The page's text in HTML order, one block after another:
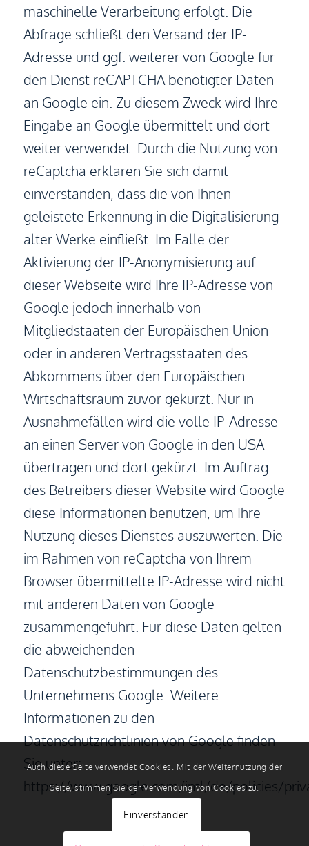
maschinelle Verarbeitung erfolgt. Die
Abfrage schließt den Versand der IP-
Adresse und ggf. weiterer von Google für
den Dienst reCAPTCHA benötigter Daten
an Google ein. Zu diesem Zweck wird Ihre
Eingabe an Google übermittelt und dort
weiter verwendet. Durch die Nutzung von
reCaptcha erklären Sie sich damit
einverstanden, dass die von Ihnen
geleistete Erkennung in die Digitalisierung
alter Werke einfließt. Im Falle der
Aktivierung der IP-Anonymisierung auf
dieser Webseite wird Ihre IP-Adresse von
Google jedoch innerhalb von
Mitgliedstaaten der Europäischen Union
oder in anderen Vertragsstaaten des
Abkommens über den Europäischen
Wirtschaftsraum zuvor gekürzt. Nur in
Ausnahmefällen wird die volle IP-Adresse
an einen Server von Google in den USA
übertragen und dort gekürzt. Im Auftrag
des Betreibers dieser Website wird Google
diese Informationen benutzen, um Ihre
Nutzung dieses Dienstes auszuwerten. Die
im Rahmen von reCaptcha von Ihrem
Browser übermittelte IP-Adresse wird nicht
mit anderen Daten von Google
zusammengeführt. Für diese Daten gelten
die abweichenden
Datenschutzbestimmungen des
Unternehmens Google. Weitere
Informationen zu den
Datenschutzrichtlinien von Google finden
Sie unter:
https://www.google.com/intl/de/policies/
Auch diese Seite verwendet Cookies. Mit der Weiternutzung der
Seite, stimmen Sie der Verwendung von Cookies zu.
Einverstanden